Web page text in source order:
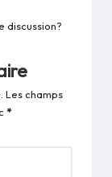
discussion?
Les champs
*